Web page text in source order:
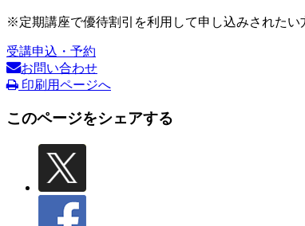
※定期講座で優待割引を利用して申し込みされたい
受講申込・予約
お問い合わせ
印刷用ページへ
このページをシェアする